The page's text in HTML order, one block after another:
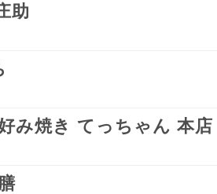
助
み焼き てっちゃん 本店